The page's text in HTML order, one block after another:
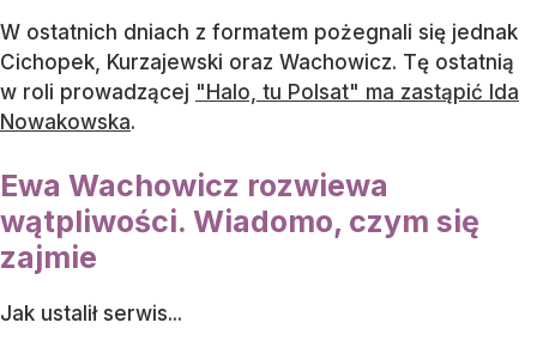
W ostatnich dniach z formatem pożegnali się jednak
Cichopek, Kurzajewski oraz Wachowicz. Tę ostatnią
w roli prowadzącej "Halo, tu Polsat" ma zastąpić Ida
Nowakowska.
Ewa Wachowicz rozwiewa
wątpliwości. Wiadomo, czym się
zajmie
Jak ustalił serwis...